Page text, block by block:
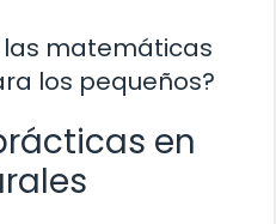
matemáticas
los pequeños?
en